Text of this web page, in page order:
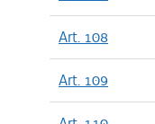
Art. 108
Art. 109